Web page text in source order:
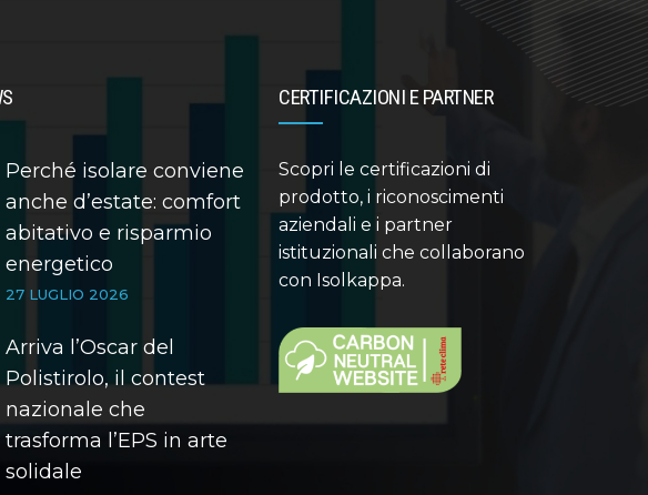
Perché isolare conviene
anche d’estate: comfort
abitativo e risparmio
energetico
27 LUGLIO 2026
Arriva l’Oscar del
Polistirolo, il contest
nazionale che
trasforma l’EPS in arte
solidale
CERTIFICAZIONI E PARTNER
Scopri le certificazioni di
prodotto, i riconoscimenti
aziendali e i partner
istituzionali che collaborano
con Isolkappa.